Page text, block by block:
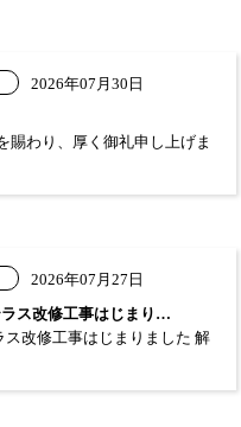
2026年07月30日
賜わり、厚く御礼申し上げま
2026年07月27日
ス改修工事はじまり…
改修工事はじまりました 解